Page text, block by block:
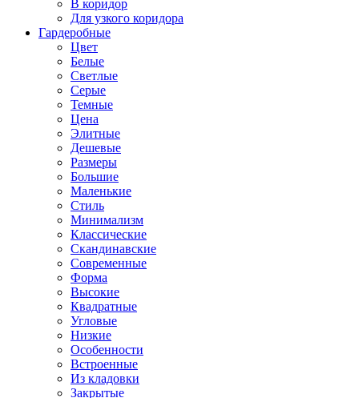
В коридор
Для узкого коридора
Гардеробные
Цвет
Белые
Светлые
Серые
Темные
Цена
Элитные
Дешевые
Размеры
Большие
Маленькие
Стиль
Минимализм
Классические
Скандинавские
Современные
Форма
Высокие
Квадратные
Угловые
Низкие
Особенности
Встроенные
Из кладовки
Закрытые